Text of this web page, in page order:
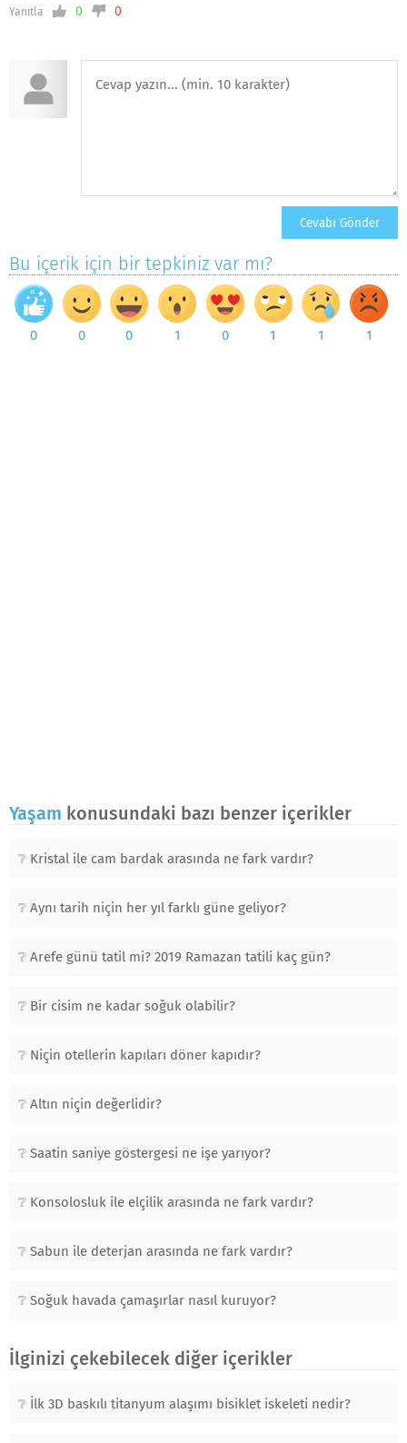
Yanıtla 0 0
Bu içerik için bir tepkiniz var mı?
0 0 0 1 0 1 1 1
Yaşam konusundaki bazı benzer içerikler
Kristal ile cam bardak arasında ne fark vardır?
Aynı tarih niçin her yıl farklı güne geliyor?
Arefe günü tatil mi? 2019 Ramazan tatili kaç gün?
Bir cisim ne kadar soğuk olabilir?
Niçin otellerin kapıları döner kapıdır?
Altın niçin değerlidir?
Saatin saniye göstergesi ne işe yarıyor?
Konsolosluk ile elçilik arasında ne fark vardır?
Sabun ile deterjan arasında ne fark vardır?
Soğuk havada çamaşırlar nasıl kuruyor?
İlginizi çekebilecek diğer içerikler
İlk 3D baskılı titanyum alaşımı bisiklet iskeleti nedir?